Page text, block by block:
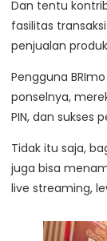
Dan tentu
fasilitas
penjualan
Pengguna
ponselnya,
PIN, dan sukses
Tidak itu saja,
juga bisa
live streaming,